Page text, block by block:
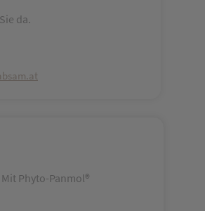
da.
Mit Phyto-Panmol®